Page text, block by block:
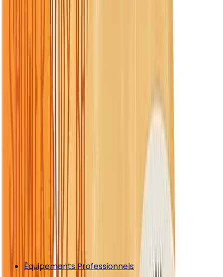
Équipements Professionnels